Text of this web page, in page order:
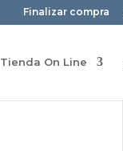
Finalizar compra
Tienda On Line